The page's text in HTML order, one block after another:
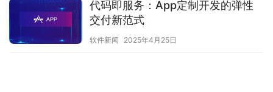
代码即服务：App定制开发的弹性
交付新范式
软件新闻 2025年4月25日